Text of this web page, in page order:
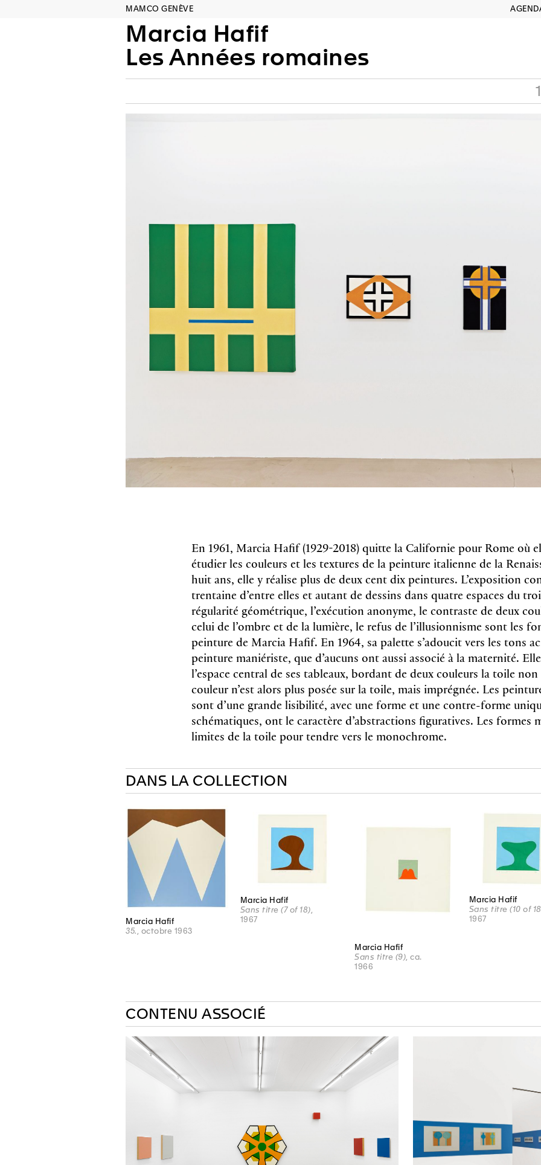
MAMCO GENÈVE
Marcia Hafif
Les Années romaines
En 1961, Marcia Hafif (1929-2018) quitte la Californie pour Rome où
étudier les couleurs et les textures de la peinture italienne de la
huit ans, elle y réalise plus de deux cent dix peintures. L’exposition
trentaine d’entre elles et autant de dessins dans quatre espaces du
régularité géométrique, l’exécution anonyme, le contraste de deux
celui de l’ombre et de la lumière, le refus de l’illusionnisme sont les
peinture de Marcia Hafif. En 1964, sa palette s’adoucit vers les tons
peinture maniériste, que d’aucuns ont aussi associé à la maternité.
l’espace central de ses tableaux, bordant de deux couleurs la toile
couleur n’est alors plus posée sur la toile, mais imprégnée. Les
sont d’une grande lisibilité, avec une forme et une contre-forme
schématiques, ont le caractère d’abstractions figuratives. Les formes
limites de la toile pour tendre vers le monochrome.
DANS LA COLLECTION
Marcia Hafif
35. , octobre 1963
Marcia Hafif
Sans titre (7 of 18),
1967
Marcia Hafif
Sans titre (9), ca.
1966
Marcia Hafif
Sans titre (10 of
1967
CONTENU ASSOCIÉ